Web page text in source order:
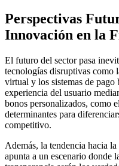
Perspectivas
Innovación en la
El futuro del sector pasa
tecnologías disruptivas como
virtual y los sistemas de
experiencia del usuario
bonos personalizados, como
determinantes para
competitivo.
Además, la tendencia hacia
apunta a un escenario donde